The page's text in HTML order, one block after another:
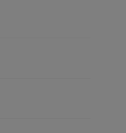
Schermresolutie